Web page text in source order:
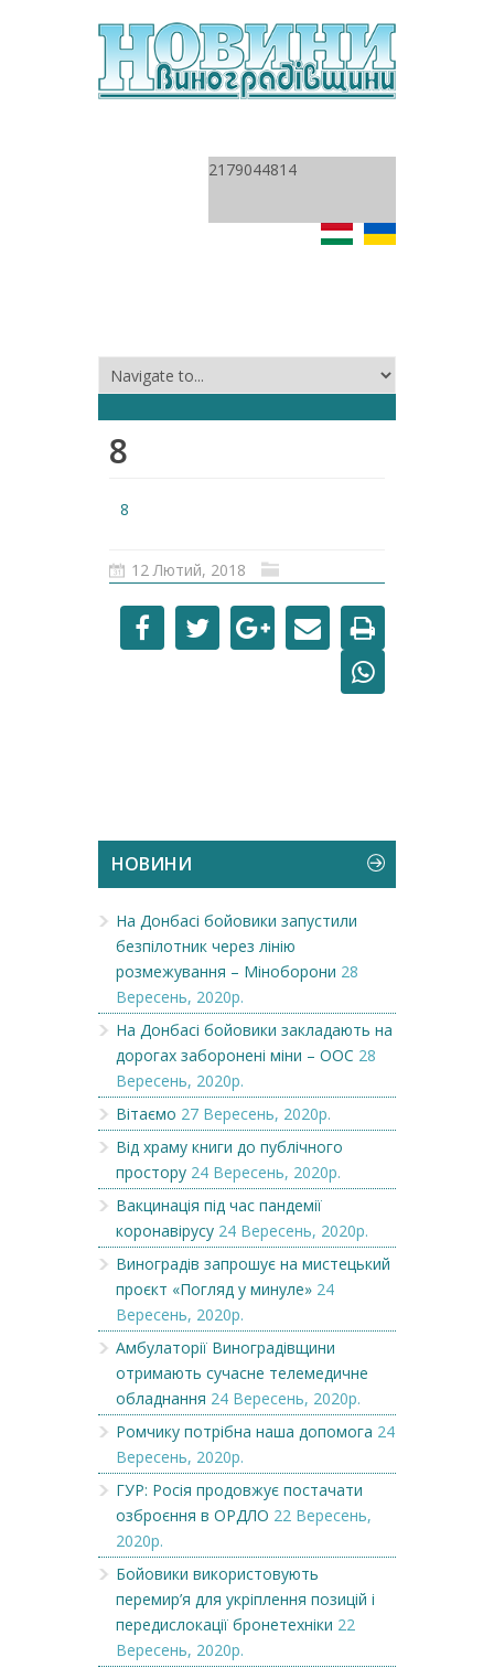
2179044814
8
8
12 Лютий, 2018
НОВИНИ
На Донбасі бойовики запустили
безпілотник через лінію
розмежування – Міноборони 28
Вересень, 2020р.
На Донбасі бойовики закладають на
дорогах заборонені міни – ООС 28
Вересень, 2020р.
Вітаємо 27 Вересень, 2020р.
Від храму книги до публічного
простору 24 Вересень, 2020р.
Вакцинація під час пандемії
коронавірусу 24 Вересень, 2020р.
Виноградів запрошує на мистецький
проєкт «Погляд у минуле» 24
Вересень, 2020р.
Амбулаторії Виноградівщини
отримають сучасне телемедичне
обладнання 24 Вересень, 2020р.
Ромчику потрібна наша допомога 24
Вересень, 2020р.
ГУР: Росія продовжує постачати
озброєння в ОРДЛО 22 Вересень,
2020р.
Бойовики використовують
перемир’я для укріплення позицій і
передислокації бронетехніки 22
Вересень, 2020р.